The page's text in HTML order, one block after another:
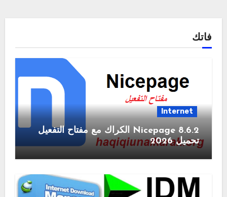
فاتك
Internet
Nicepage 8.6.2 الكراك مع مفتاح التفعيل
تحميل 2026